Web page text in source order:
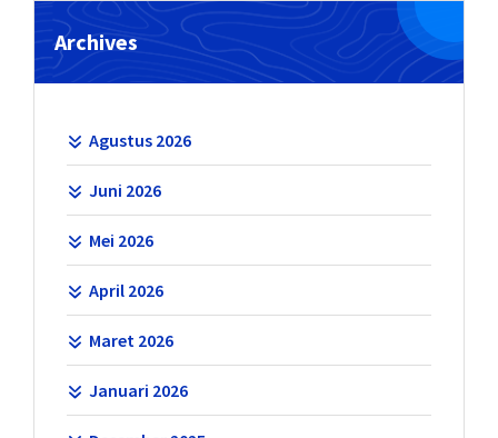
Archives
Agustus 2026
Juni 2026
Mei 2026
April 2026
Maret 2026
Januari 2026